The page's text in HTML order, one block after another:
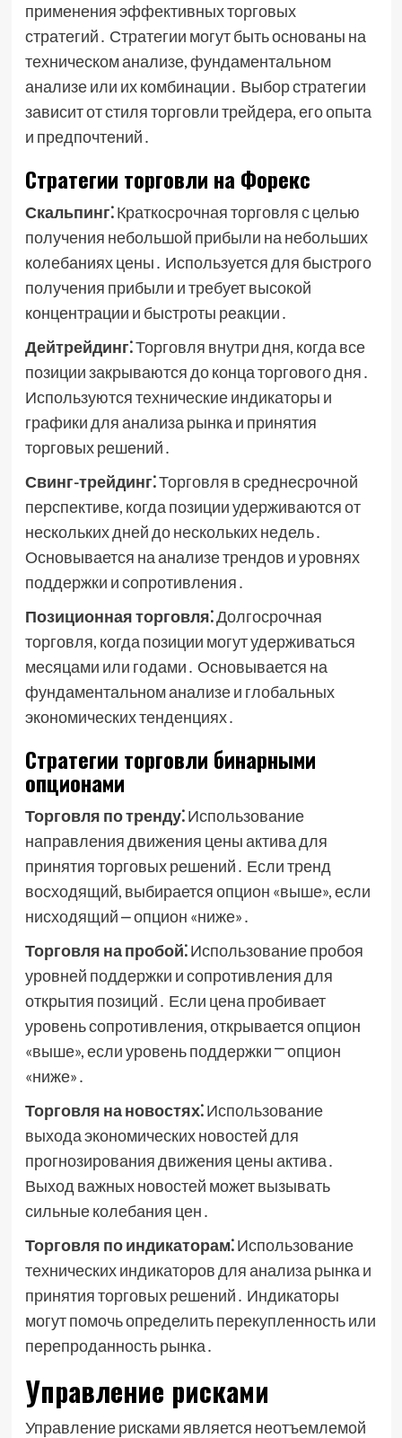
применения эффективных торговых
стратегий․ Стратегии могут быть основаны на
техническом анализе, фундаментальном
анализе или их комбинации․ Выбор стратегии
зависит от стиля торговли трейдера, его опыта
и предпочтений․
Стратегии торговли на Форекс
Скальпинг⁚Краткосрочная торговля с целью
получения небольшой прибыли на небольших
колебаниях цены․ Используется для быстрого
получения прибыли и требует высокой
концентрации и быстроты реакции․
Дейтрейдинг⁚Торговля внутри дня, когда все
позиции закрываются до конца торгового дня․
Используются технические индикаторы и
графики для анализа рынка и принятия
торговых решений․
Свинг-трейдинг⁚Торговля в среднесрочной
перспективе, когда позиции удерживаются от
нескольких дней до нескольких недель․
Основывается на анализе трендов и уровнях
поддержки и сопротивления․
Позиционная торговля⁚Долгосрочная
торговля, когда позиции могут удерживаться
месяцами или годами․ Основывается на
фундаментальном анализе и глобальных
экономических тенденциях․
Стратегии торговли бинарными
опционами
Торговля по тренду⁚Использование
направления движения цены актива для
принятия торговых решений․ Если тренд
восходящий, выбирается опцион «выше», если
нисходящий ⎼ опцион «ниже»․
Торговля на пробой⁚Использование пробоя
уровней поддержки и сопротивления для
открытия позиций․ Если цена пробивает
уровень сопротивления, открывается опцион
«выше», если уровень поддержки ⎻ опцион
«ниже»․
Торговля на новостях⁚Использование
выхода экономических новостей для
прогнозирования движения цены актива․
Выход важных новостей может вызывать
сильные колебания цен․
Торговля по индикаторам⁚Использование
технических индикаторов для анализа рынка и
принятия торговых решений․ Индикаторы
могут помочь определить перекупленность или
перепроданность рынка․
Управление рисками
Управление рисками является неотъемлемой